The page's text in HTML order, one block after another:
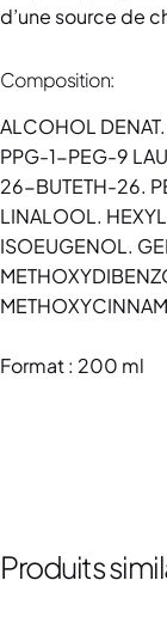
d’une source de
Composition:
ALCOHOL DENAT.
PPG-1-PEG-9
26-BUTETH-26.
LINALOOL.
ISOEUGENOL.
Format : 200 ml
Produits